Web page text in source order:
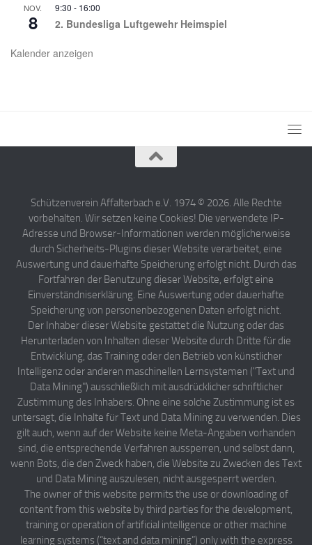
NOV.
8
9:30 - 16:00
2. Bundesliga Luftgewehr Heimspiel
Kalender anzeigen
Schützenverein Affalterbach e.V. 1974 © 2026. Alle Rechte
vorbehalten. Wir setzen keine Cookies! Die verwendete IP-
Adresse und Browser-Informationen werden möglicherweise
durch Sicherheits-Plugins dieser Website verarbeitet, eine
Auswertung und dauerhafte Speicherung erfolgt nicht. Durch das
Fortfahren der Benutzung dieser Website, erfolgt eine
Einverständniserklärung. Eine Auswertung oder dauerhafte
Speicherung von personenbezogenen Daten erfolgt nicht.
Der Inhaber dieser Website gestattet die Nutzung oder das
Herunterladen von Inhalten dieser Website durch Dritte für die
Entwicklung, das Training oder den Betrieb von künstlicher
Intelligenz oder anderen maschinellen Lernsystemen ("Text und
Data Mining") ausschließlich mit ausdrücklicher schriftlicher
Zustimmung des Inhabers. Ohne eine solche Zustimmung ist es
untersagt, die Inhalte für Text und Data Mining zu verwenden. Dies
gilt auch, wenn auf der Website keine Meta-Angaben vorhanden
sind, die entsprechende Verfahren aussperren, und selbst dann,
wenn Bots, die den Zweck haben, die Website zu Zwecken des Text
und Data Mining auszulesen, nicht ausgesperrt werden.
The owner of this website permits the use or downloading of
content from this website by third parties for the development,
training or operation of artificial intelligence or other machine
learning systems (“text and data mining”) only with the express